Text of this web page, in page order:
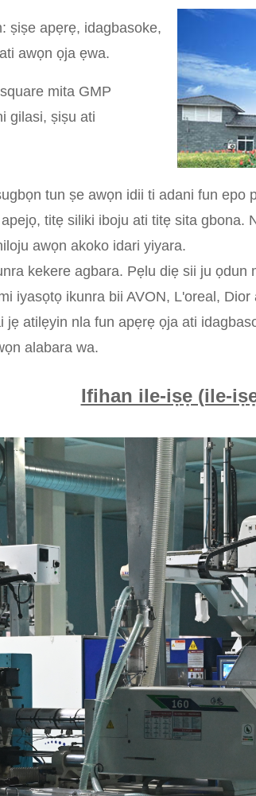
ṣiṣe apẹrẹ, idagbasoke,
awọn ọja ẹwa.
mita GMP
gilasi, ṣiṣu ati
tun ṣe awọn idii ti adani fun
titẹ siliki iboju ati titẹ sita gbona.
awọn akoko idari yiyara.
kekere agbara. Pẹlu diẹ sii ju
iyasọtọ ikunra bii AVON, L'oreal, Dior
atilẹyin nla fun apẹrẹ ọja ati
alabara wa.
Ifihan ile-iṣẹ (ile-